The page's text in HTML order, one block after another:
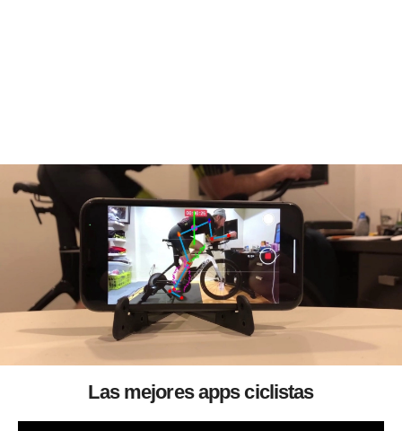
Las mejores apps ciclistas